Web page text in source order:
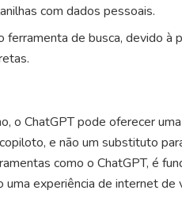
com dados pessoais.
ferramenta de busca, devido à
o ChatGPT pode oferecer
e não um substituto
como o ChatGPT, é
uma experiência de internet de